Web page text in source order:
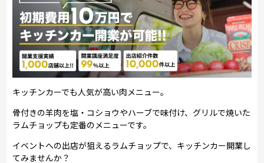
キッチンカーでも人気が高い肉メニュー。
骨付きの羊肉を塩・コショウやハーブで味付け、グリルで焼いた
ラムチョップも定番のメニューです。
イベントへの出店が狙えるラムチョップで、キッチンカー開業し
てみませんか？